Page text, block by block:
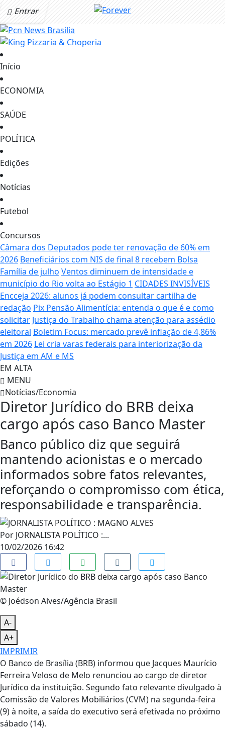
Entrar
Início
ECONOMIA
SAÚDE
POLÍTICA
Edições
Notícias
Futebol
Concursos
Câmara dos Deputados pode ter renovação de 60% em
2026 Beneficiários com NIS de final 8 recebem Bolsa
Família de julho Ventos diminuem de intensidade e
município do Rio volta ao Estágio 1 CIDADES INVISÍVEIS
Encceja 2026: alunos já podem consultar cartilha de
redação Pix Pensão Alimentícia: entenda o que é e como
solicitar Justiça do Trabalho chama atenção para assédio
eleitoral Boletim Focus: mercado prevê inflação de 4,86%
em 2026 Lei cria varas federais para interiorização da
Justiça em AM e MS
EM ALTA
MENU
Notícias/Economia
Diretor Jurídico do BRB deixa
cargo após caso Banco Master
Banco público diz que seguirá
mantendo acionistas e o mercado
informados sobre fatos relevantes,
reforçando o compromisso com ética,
responsabilidade e transparência.
Por JORNALISTA POLÍTICO :...
10/02/2026 16:42
© Joédson Alves/Agência Brasil
A-
A+
IMPRIMIR
O Banco de Brasília (BRB) informou que Jacques Maurício
Ferreira Veloso de Melo renunciou ao cargo de diretor
Jurídico da instituição. Segundo fato relevante divulgado à
Comissão de Valores Mobiliários (CVM) na segunda-feira
(9) à noite, a saída do executivo será efetivada no próximo
sábado (14).